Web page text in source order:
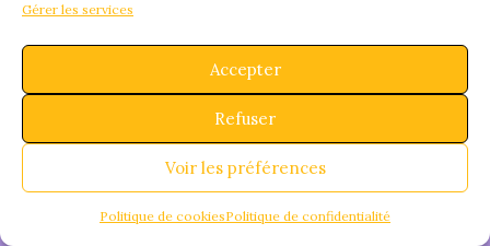
Gérer les services
Accepter
Refuser
Voir les préférences
Politique de cookiesPolitique de confidentialité